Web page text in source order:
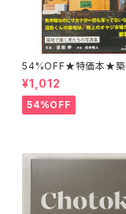
54%OFF★特価本★築
岸ブルース 沼田学
¥1,012
54%OFF